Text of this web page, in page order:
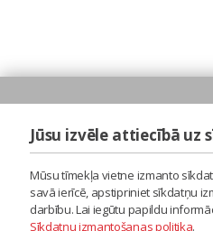
Jūsu izvēle attiecībā uz
Mūsu tīmekļa vietne izmanto
savā ierīcē, apstipriniet sīkdatņu
darbību. Lai iegūtu papildu
Sīkdatņu izmantošanas politika.